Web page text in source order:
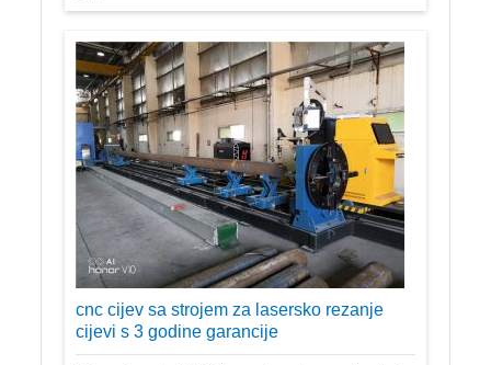
cnc cijev sa strojem za lasersko rezanje
cijevi s 3 godine garancije